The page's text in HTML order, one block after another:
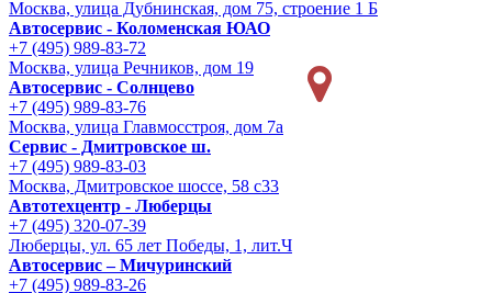
Москва, улица Дубнинская, дом 75, строение 1 Б
Автосервис - Коломенская ЮАО
+7 (495) 989-83-72
Москва, улица Речников, дом 19
Автосервис - Солнцево
+7 (495) 989-83-76
Москва, улица Главмосстроя, дом 7а
Сервис - Дмитровское ш.
+7 (495) 989-83-03
Москва, Дмитровское шоссе, 58 с33
Автотехцентр - Люберцы
+7 (495) 320-07-39
Люберцы, ул. 65 лет Победы, 1, лит.Ч
Автосервис – Мичуринский
+7 (495) 989-83-26